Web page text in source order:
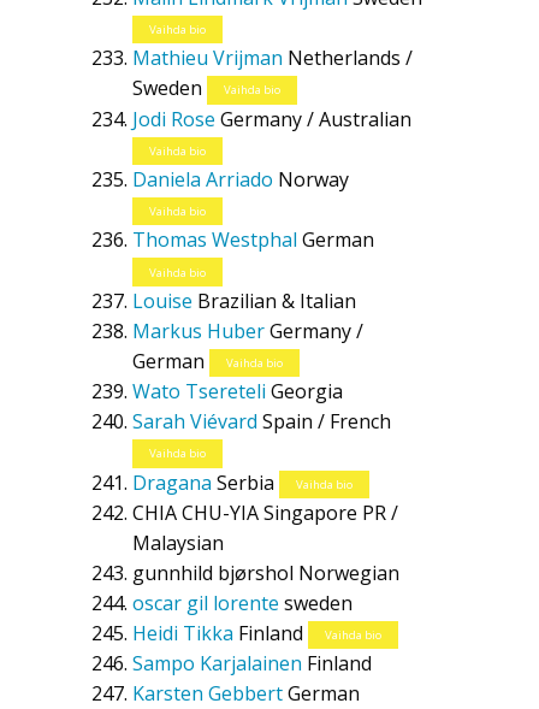
Vaihda bio
Mathieu Vrijman Netherlands /
Sweden
Vaihda bio
Jodi Rose Germany / Australian
Vaihda bio
Daniela Arriado Norway
Vaihda bio
Thomas Westphal German
Vaihda bio
Louise Brazilian & Italian
Markus HuberGermany /
German
Vaihda bio
Wato Tsereteli Georgia
Sarah Viévard Spain / French
Vaihda bio
Dragana Serbia Vaihda bio
CHIA CHU-YIASingapore PR /
Malaysian
gunnhild bjørshol Norwegian
oscar gil lorente sweden
Heidi Tikka Finland Vaihda bio
Sampo Karjalainen Finland
Karsten GebbertGerman